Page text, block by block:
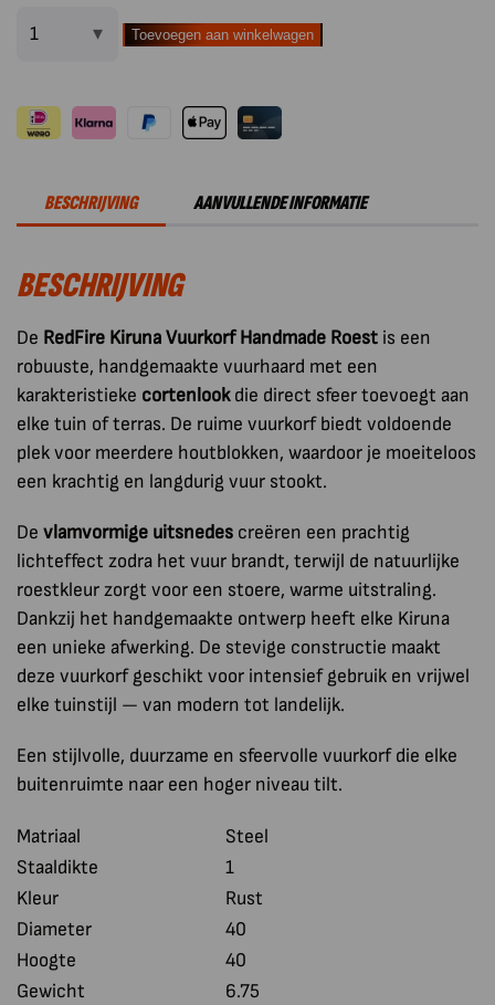
RedFire
Vuurkorf
Handmade
aantal
Toevoegen aan winkelwagen
BESCHRIJVING AANVULLENDE INFORMATIE
BESCHRIJVING
De RedFire Kiruna Vuurkorf Handmade Roest is een
robuuste, handgemaakte vuurhaard met een
karakteristieke cortenlookdie direct sfeer toevoegt aan
elke tuin of terras. De ruime vuurkorf biedt voldoende
plek voor meerdere houtblokken, waardoor je moeiteloos
een krachtig en langdurig vuur stookt.
De vlamvormige uitsnedes creëren een prachtig
lichteffect zodra het vuur brandt, terwijl de natuurlijke
roestkleur zorgt voor een stoere, warme uitstraling.
Dankzij het handgemaakte ontwerp heeft elke Kiruna
een unieke afwerking. De stevige constructie maakt
deze vuurkorf geschikt voor intensief gebruik en vrijwel
elke tuinstijl — van modern tot landelijk.
Een stijlvolle, duurzame en sfeervolle vuurkorf die elke
buitenruimte naar een hoger niveau tilt.
Matriaal
Steel
Staaldikte
1
Kleur
Rust
Diameter
40
Hoogte
40
Gewicht
6.75